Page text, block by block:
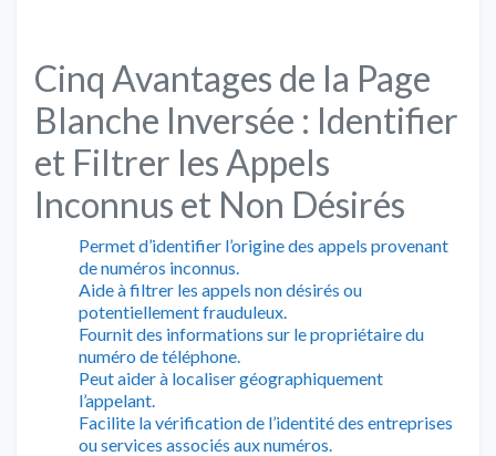
Cinq Avantages de la Page
Blanche Inversée : Identifier
et Filtrer les Appels
Inconnus et Non Désirés
Permet d’identifier l’origine des appels provenant
de numéros inconnus.
Aide à filtrer les appels non désirés ou
potentiellement frauduleux.
Fournit des informations sur le propriétaire du
numéro de téléphone.
Peut aider à localiser géographiquement
l’appelant.
Facilite la vérification de l’identité des entreprises
ou services associés aux numéros.